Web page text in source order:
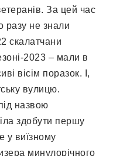
За цей час
разу не знали
скалатчани
2023 – мали в
вісім поразок. І,
вулицю.
назвою
здобути першу
у виїзному
минулорічного